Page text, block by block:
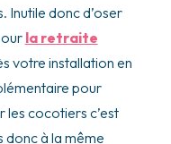
Inutile donc d’oser
la retraite
votre installation en
pour
les cocotiers c’est
donc à la même